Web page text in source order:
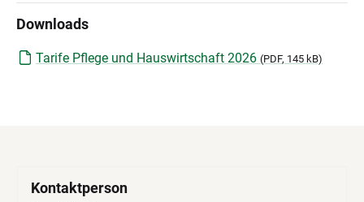
Downloads
Tarife Pflege und Hauswirtschaft 2026 (PDF, 145 kB)
Kontaktperson